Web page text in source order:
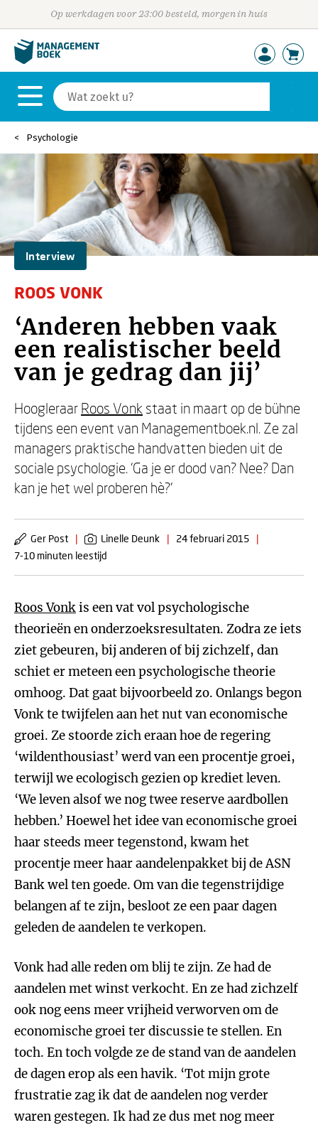
Op werkdagen voor 23:00 besteld, morgen in huis
Psychologie
Interview
ROOS VONK
‘Anderen hebben vaak
een realistischer beeld
van je gedrag dan jij’
Hoogleraar Roos Vonk staat in maart op de bühne
tijdens een event van Managementboek.nl. Ze zal
managers praktische handvatten bieden uit de
sociale psychologie. ‘Ga je er dood van? Nee? Dan
kan je het wel proberen hè?’
Ger Post | Linelle Deunk | 24 februari 2015
|
7-10 minuten leestijd
Roos Vonkis een vat vol psychologische
theorieën en onderzoeksresultaten. Zodra ze iets
ziet gebeuren, bij anderen of bij zichzelf, dan
schiet er meteen een psychologische theorie
omhoog. Dat gaat bijvoorbeeld zo. Onlangs begon
Vonk te twijfelen aan het nut van economische
groei. Ze stoorde zich eraan hoe de regering
‘wildenthousiast’ werd van een procentje groei,
terwijl we ecologisch gezien op krediet leven.
‘We leven alsof we nog twee reserve aardbollen
hebben.’ Hoewel het idee van economische groei
haar steeds meer tegenstond, kwam het
procentje meer haar aandelenpakket bij de ASN
Bank wel ten goede. Om van die tegenstrijdige
belangen af te zijn, besloot ze een paar dagen
geleden de aandelen te verkopen.
Vonk had alle reden om blij te zijn. Ze had de
aandelen met winst verkocht. En ze had zichzelf
ook nog eens meer vrijheid verworven om de
economische groei ter discussie te stellen. En
toch. En toch volgde ze de stand van de aandelen
de dagen erop als een havik. ‘Tot mijn grote
frustratie zag ik dat de aandelen nog verder
waren gestegen. Ik had ze dus met nog meer